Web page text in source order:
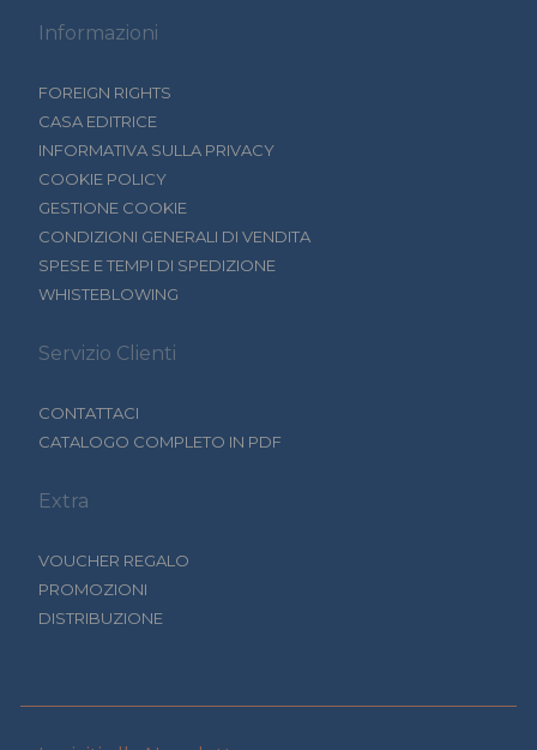
Informazioni
FOREIGN RIGHTS
CASA EDITRICE
INFORMATIVA SULLA PRIVACY
COOKIE POLICY
GESTIONE COOKIE
CONDIZIONI GENERALI DI VENDITA
SPESE E TEMPI DI SPEDIZIONE
WHISTEBLOWING
Servizio Clienti
CONTATTACI
CATALOGO COMPLETO IN PDF
Extra
VOUCHER REGALO
PROMOZIONI
DISTRIBUZIONE